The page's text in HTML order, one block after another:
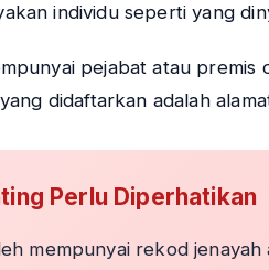
individu seperti yang
pejabat atau
didaftarkan adalah
Perlu Diperhatikan
mempunyai rekod